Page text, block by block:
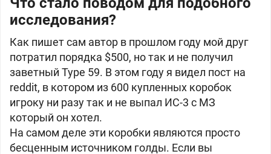
исследования?
Как пишет сам автор в прошлом году мой друг
потратил порядка $500, но так и не получил
заветный Type 59. В этом году я видел пост на
reddit, в котором из 600 купленных коробок
игроку ни разу так и не выпал ИС-3 с МЗ
который он хотел.
На самом деле эти коробки являются просто
бесценным источником голды. Если вы